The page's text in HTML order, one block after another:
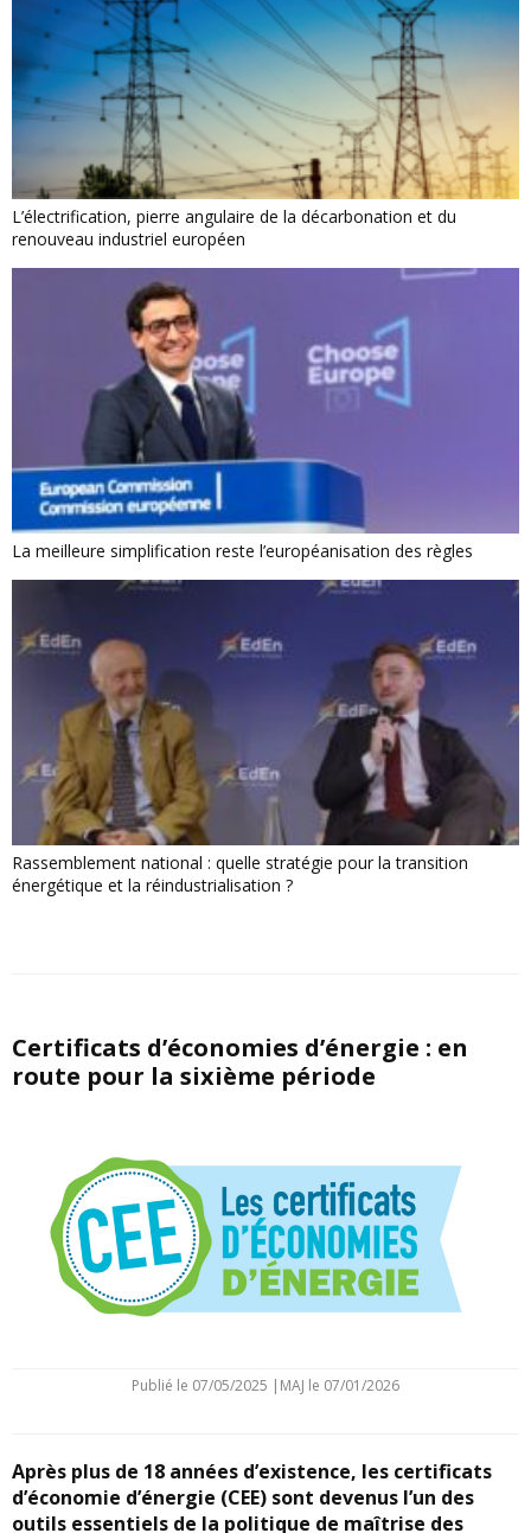
L’électrification, pierre angulaire de la décarbonation et du
renouveau industriel européen
La meilleure simplification reste l’européanisation des règles
Rassemblement national : quelle stratégie pour la transition
énergétique et la réindustrialisation ?
Certificats d’économies d’énergie : en
route pour la sixième période
Publié le 07/05/2025 MAJ le 07/01/2026
Après plus de 18 années d’existence, les certificats
d’économie d’énergie (CEE) sont devenus l’un des
outils essentiels de la politique de maîtrise des